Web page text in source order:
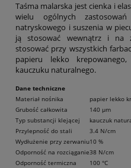
Taśma malarska jest cienka i
wielu ogólnych
natryskowego i suszenia w
ją stosować wewnątrz i na
stosować przy wszystkich
papieru lekko
kauczuku naturalnego.
Dane techniczne
Materiał nośnika
papier lekko
Grubość całkowita
140 µm
Typ substancji klejącej
kauczuk
Przylepność do stali
3.4 N/cm
Wydłużenie przy zerwaniu10 %
Odporność na rozciąganie38 N/cm
Odporność termiczna
100 °C